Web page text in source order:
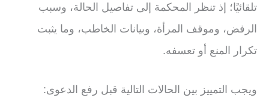
تلقائيًا؛ إذ تنظر المحكمة إلى تفاصيل الحالة، وسبب
الرفض، وموقف المرأة، وبيانات الخاطب، وما يثبت
تكرار المنع أو تعسفه.
ويجب التمييز بين الحالات التالية قبل رفع الدعوى: